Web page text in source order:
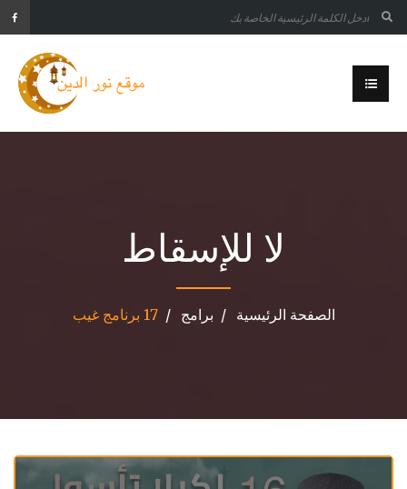
لا للإسقاط
الصفحة الرئيسية برامج 17 برنامج غيب